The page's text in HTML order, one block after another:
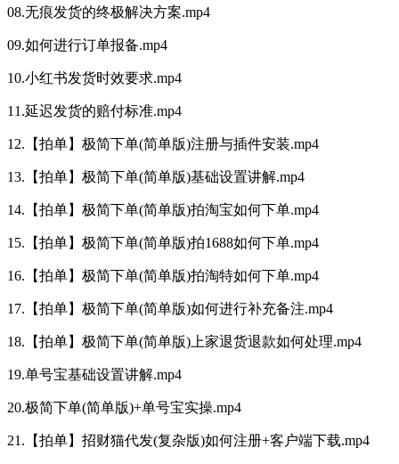
08.无痕发货的终极解决方案.mp4
09.如何进行订单报备.mp4
10.小红书发货时效要求.mp4
11.延迟发货的赔付标准.mp4
12.【拍单】极简下单(简单版)注册与插件安装.mp4
13.【拍单】极简下单(简单版)基础设置讲解.mp4
14.【拍单】极简下单(简单版)拍淘宝如何下单.mp4
15.【拍单】极简下单(简单版)拍1688如何下单.mp4
16.【拍单】极简下单(简单版)拍淘特如何下单.mp4
17.【拍单】极简下单(简单版)如何进行补充备注.mp4
18.【拍单】极简下单(简单版)上家退货退款如何处理.mp4
19.单号宝基础设置讲解.mp4
20.极简下单(简单版)+单号宝实操.mp4
21.【拍单】招财猫代发(复杂版)如何注册+客户端下载.mp4